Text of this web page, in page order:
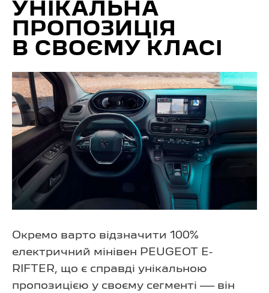
УНІКАЛЬНА
ПРОПОЗИЦІЯ
В СВОЄМУ КЛАСІ
Окремо варто відзначити 100%
електричний мінівен PEUGEOT E-
RIFTER, що є справді унікальною
пропозицією у своєму сегменті — він